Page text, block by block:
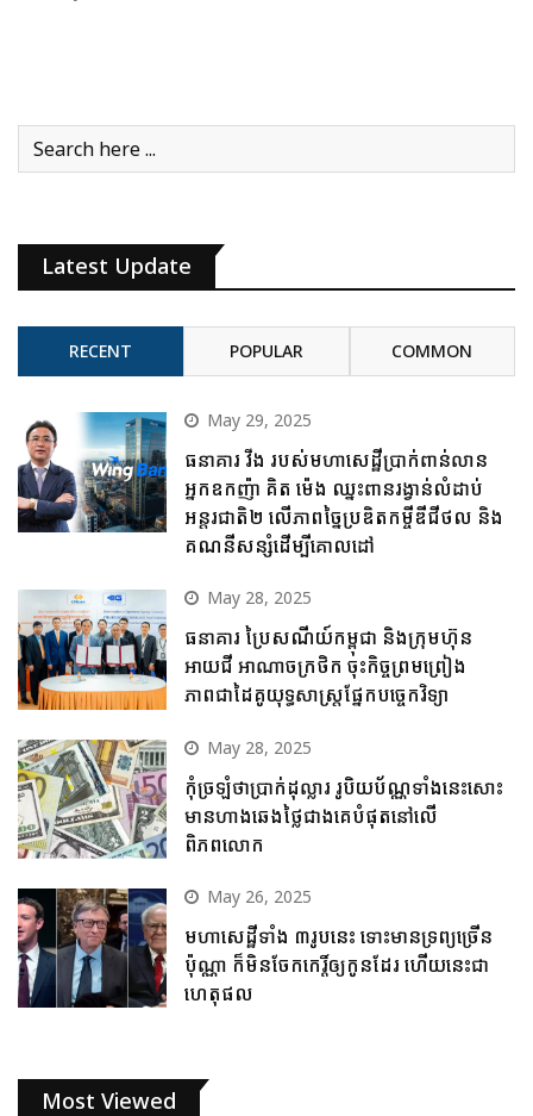
Latest Update
RECENT POPULAR COMMON
May 29, 2025
ធនាគារ វីង របស់មហាសេដ្ឋីប្រាក់ពាន់លាន
អ្នកឧកញ៉ា គិត ម៉េង ឈ្នះពានរង្វាន់លំដាប់
អន្តរជាតិ២ លើភាពច្នៃប្រឌិតកម្ចីឌីជីថល និង
គណនីសន្សំដើម្បីគោលដៅ
May 28, 2025
ធនាគារ ប្រៃសណីយ៍កម្ពុជា និងក្រុមហ៊ុន
អាយជី អាណាចក្រថិក ចុះកិច្ចព្រមព្រៀង
ភាពជាដៃគូយុទ្ធសាស្ត្រផ្នែកបច្ចេកវិទ្យា
May 28, 2025
កុំច្រឡំថាប្រាក់ដុល្លារ រូបិយប័ណ្ណទាំងនេះសោះ
មានហាងឆេងថ្លៃជាងគេបំផុតនៅលើ
ពិភពលោក
May 26, 2025
មហាសេដ្ឋីទាំង ៣រូបនេះ ទោះមានទ្រព្យច្រើន
ប៉ុណ្ណា ក៏មិនចែកកេរ្តិ៍ឲ្យកូនដែរ ហើយនេះជា
ហេតុផល
Most Viewed